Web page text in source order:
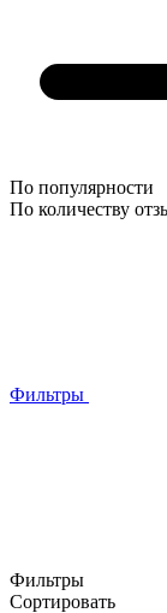
По популярности
По количеству
Фильтры
Фильтры
Сортировать